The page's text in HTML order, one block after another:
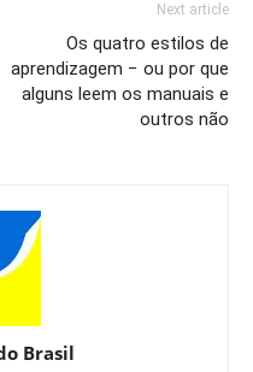
Next article
Os quatro estilos de
aprendizagem − ou por que
alguns leem os manuais e
outros não
Brasil